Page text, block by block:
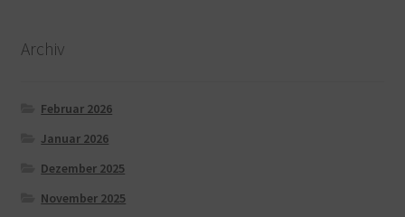
Archiv
Februar 2026
Januar 2026
Dezember 2025
November 2025